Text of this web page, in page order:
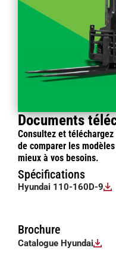
Documents
Consultez et
de comparer les
mieux à vos besoins.
Spécifications
Hyundai 110-160D-9
Brochure
Catalogue Hyundai